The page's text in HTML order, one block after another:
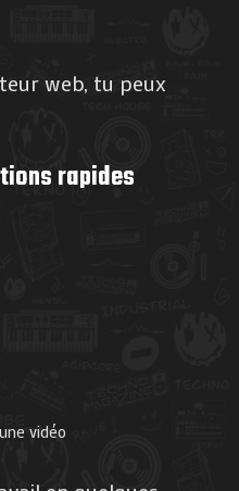
web, tu peux
rapides
vidéo